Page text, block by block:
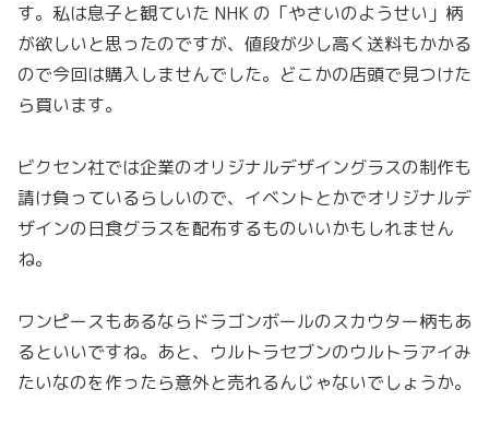
す。私は息子と観ていた NHK の「やさいのようせい」柄
が欲しいと思ったのですが、値段が少し高く送料もかかる
ので今回は購入しませんでした。どこかの店頭で見つけた
ら買います。
ビクセン社では企業のオリジナルデザイングラスの制作も
請け負っているらしいので、イベントとかでオリジナルデ
ザインの日食グラスを配布するものいいかもしれません
ね。
ワンピースもあるならドラゴンボールのスカウター柄もあ
るといいですね。あと、ウルトラセブンのウルトラアイみ
たいなのを作ったら意外と売れるんじゃないでしょうか。